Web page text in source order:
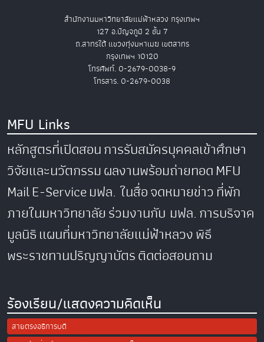
สำนักงานมหาวิทยาลัยแม่ฟ้าหลวง กรุงเทพฯ
127 อ.ปัญจภูมิ 2 ชั้น 7
ถ.สาทรใต้ แขวงทุ่งมหาเมฆ เขตสาทร
กรุงเทพฯ 10120
โทรศัพท์. 0-2679-0038-9
โทรสาร. 0-2679-0038
MFU Links
หลักสูตรที่เปิดสอนการรับสมัครบุคคลเข้าศึกษา
วิจัยและนวัตกรรมผลงานพร้อมถ่ายทอดMFU
MailE-Serviceมฟล. ในสื่อจดหมายข่าวที่พัก
ภายในมหาวิทยาลัยร่วมงานกับ มฟล.การบริจาค
มูลนิธิแผนที่มหาวิทยาลัยแม่ฟ้าหลวงพิธี
พระราชทานปริญญาบัตรติดต่อสอบถาม
ร้องเรียน/แสดงความคิดเห็น
สายตรงอธิการบดี